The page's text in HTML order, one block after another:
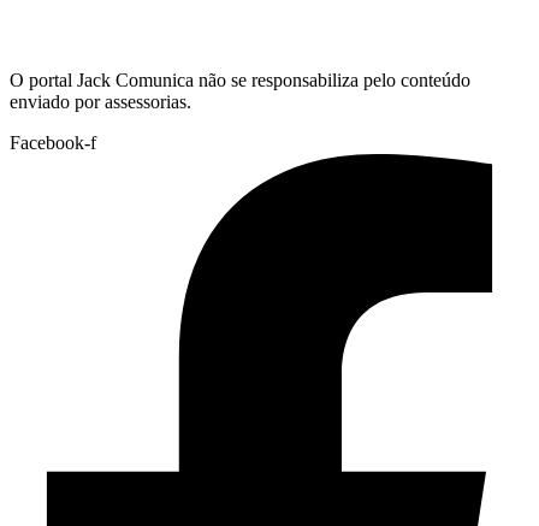
O portal Jack Comunica não se responsabiliza pelo conteúdo
enviado por assessorias.
Facebook-f